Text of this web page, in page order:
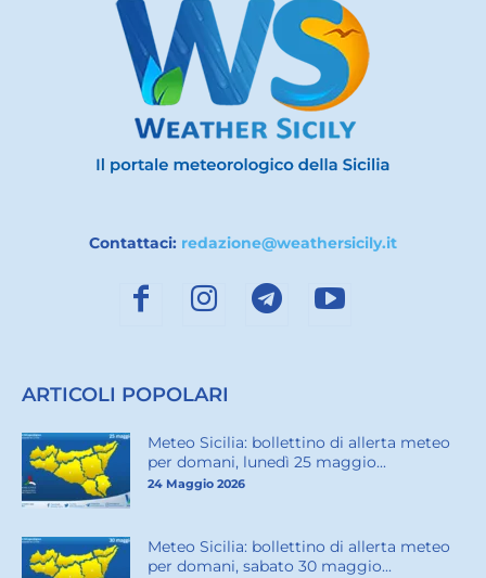
Contattaci: redazione@weathersicily.it
ARTICOLI POPOLARI
Meteo Sicilia: bollettino di allerta meteo
per domani, lunedì 25 maggio...
24 Maggio 2026
Meteo Sicilia: bollettino di allerta meteo
per domani, sabato 30 maggio...